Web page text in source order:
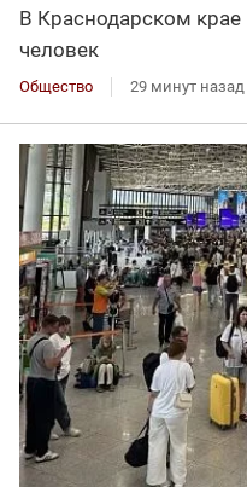
В Краснодарском
человек
Общество 29 минут назад